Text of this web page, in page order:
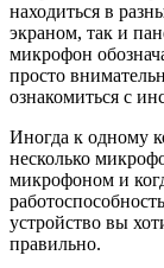
находиться в
экраном, так и
микрофон
просто
ознакомиться с
Иногда к одному
несколько
микрофоном и
устройство вы
правильно.